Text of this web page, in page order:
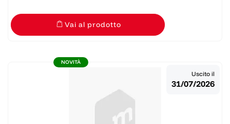
Vai al prodotto
NOVITÀ
Uscito il
31/07/2026